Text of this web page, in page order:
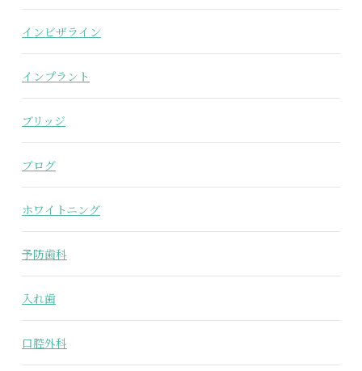
インビザライン
インプラント
ブリッジ
ブログ
ホワイトニング
予防歯科
入れ歯
口腔外科